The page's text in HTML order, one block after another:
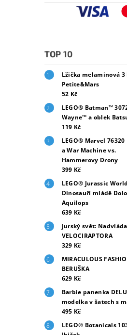
TOP 10
Lžička melaminová
Petite&Mars
52 Kč
LEGO® Batman™
Wayne™ a oblek
119 Kč
LEGO® Marvel 76320
a War Machine vs.
Hammerovy Drony
399 Kč
LEGO® Jurassic
Dinosauří mládě
Aquilops
639 Kč
Jurský svět:
VELOCIRAPTORA
329 Kč
MIRACULOUS
BERUŠKA
629 Kč
Barbie panenka
modelka v šatech s
495 Kč
LEGO® Botanicals